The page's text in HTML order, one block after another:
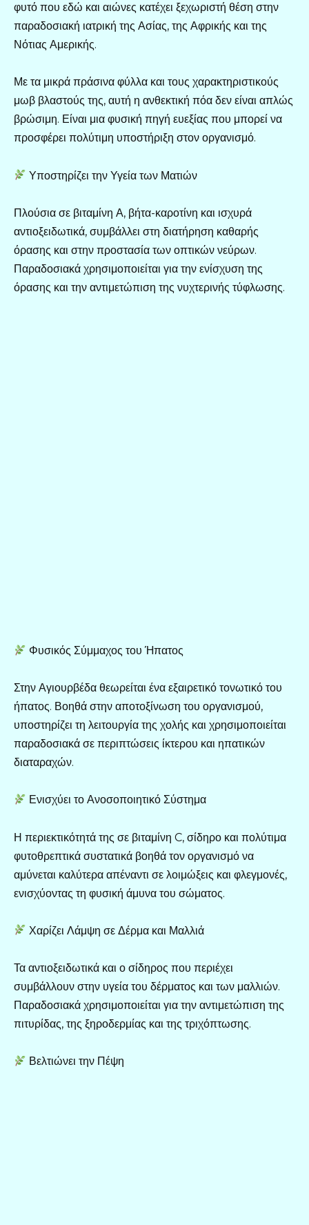
φυτό που εδώ και αιώνες κατέχει ξεχωριστή θέση στην
παραδοσιακή ιατρική της Ασίας, της Αφρικής και της
Νότιας Αμερικής.
Με τα μικρά πράσινα φύλλα και τους χαρακτηριστικούς
μωβ βλαστούς της, αυτή η ανθεκτική πόα δεν είναι απλώς
βρώσιμη. Είναι μια φυσική πηγή ευεξίας που μπορεί να
προσφέρει πολύτιμη υποστήριξη στον οργανισμό.
Υποστηρίζει την Υγεία των Ματιών
Πλούσια σε βιταμίνη Α, βήτα-καροτίνη και ισχυρά
αντιοξειδωτικά, συμβάλλει στη διατήρηση καθαρής
όρασης και στην προστασία των οπτικών νεύρων.
Παραδοσιακά χρησιμοποιείται για την ενίσχυση της
όρασης και την αντιμετώπιση της νυχτερινής τύφλωσης.
Φυσικός Σύμμαχος του Ήπατος
Στην Αγιουρβέδα θεωρείται ένα εξαιρετικό τονωτικό του
ήπατος. Βοηθά στην αποτοξίνωση του οργανισμού,
υποστηρίζει τη λειτουργία της χολής και χρησιμοποιείται
παραδοσιακά σε περιπτώσεις ίκτερου και ηπατικών
διαταραχών.
Ενισχύει το Ανοσοποιητικό Σύστημα
Η περιεκτικότητά της σε βιταμίνη C, σίδηρο και πολύτιμα
φυτοθρεπτικά συστατικά βοηθά τον οργανισμό να
αμύνεται καλύτερα απέναντι σε λοιμώξεις και φλεγμονές,
ενισχύοντας τη φυσική άμυνα του σώματος.
Χαρίζει Λάμψη σε Δέρμα και Μαλλιά
Τα αντιοξειδωτικά και ο σίδηρος που περιέχει
συμβάλλουν στην υγεία του δέρματος και των μαλλιών.
Παραδοσιακά χρησιμοποιείται για την αντιμετώπιση της
πιτυρίδας, της ξηροδερμίας και της τριχόπτωσης.
Βελτιώνει την Πέψη